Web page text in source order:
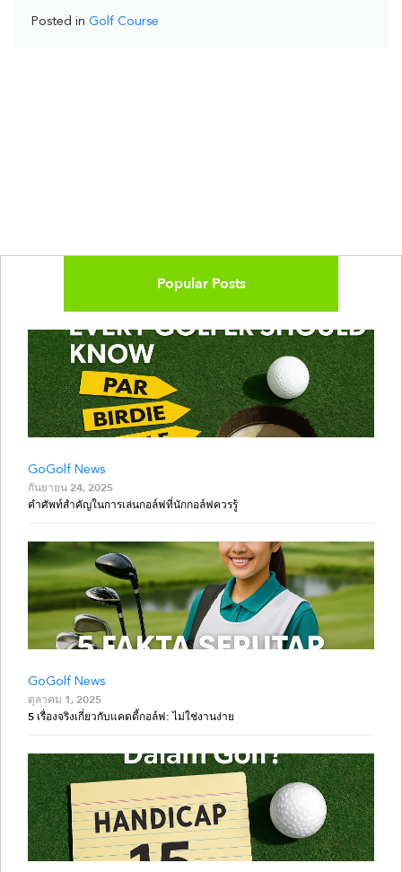
Posted in Golf Course
Popular Posts
GoGolf News
กันยายน 24, 2025
คำศัพท์สำคัญในการเล่นกอล์ฟที่นักกอล์ฟควรรู้
GoGolf News
ตุลาคม 1, 2025
5 เรื่องจริงเกี่ยวกับแคดดี้กอล์ฟ: ไม่ใช่งานง่าย